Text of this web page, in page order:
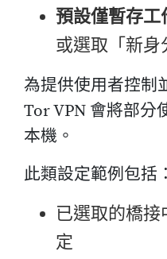
預設僅暫存工
或選取「新身
為提供使用者控制
Tor VPN 會將部分
本機。
此類設定範例包括：
已選取的橋
定